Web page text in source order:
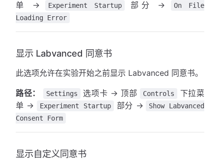
单 →
Experiment Startup 部分 →
On File
Loading Error
显示 Labvanced 同意书
此选项允许在实验开始之前显示 Labvanced 同意书。
路径： Settings 选项卡 → 顶部 Controls
下拉菜
单 →
Experiment Startup 部分 →
Show Labvanced
Consent Form
显示自定义同意书